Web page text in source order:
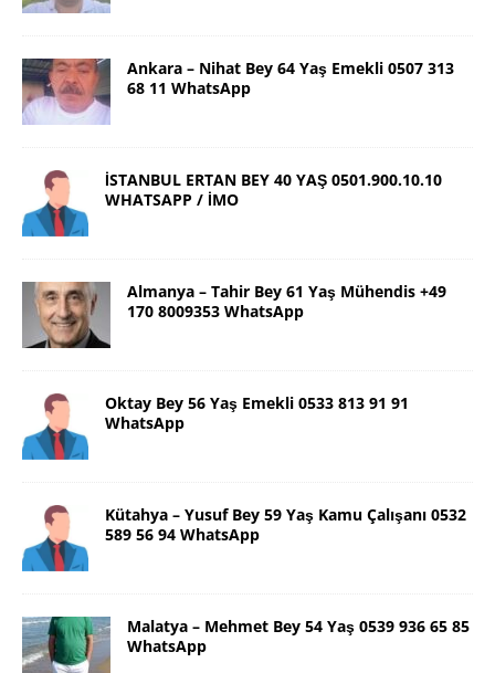
Ankara – Nihat Bey 64 Yaş Emekli 0507 313
68 11 WhatsApp
İSTANBUL ERTAN BEY 40 YAŞ 0501.900.10.10
WHATSAPP / İMO
Almanya – Tahir Bey 61 Yaş Mühendis +49
170 8009353 WhatsApp
Oktay Bey 56 Yaş Emekli 0533 813 91 91
WhatsApp
Kütahya – Yusuf Bey 59 Yaş Kamu Çalışanı 0532
589 56 94 WhatsApp
Malatya – Mehmet Bey 54 Yaş 0539 936 65 85
WhatsApp